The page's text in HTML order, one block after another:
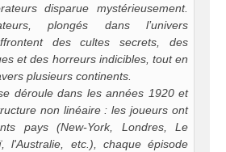
disparue mystérieusement.
plongés dans l’univers
des cultes secrets, des
et des horreurs indicibles, tout en
plusieurs continents.
déroule dans les années 1920 et
non linéaire : les joueurs ont
pays (New-York, Londres, Le
l'Australie, etc.), chaque épisode